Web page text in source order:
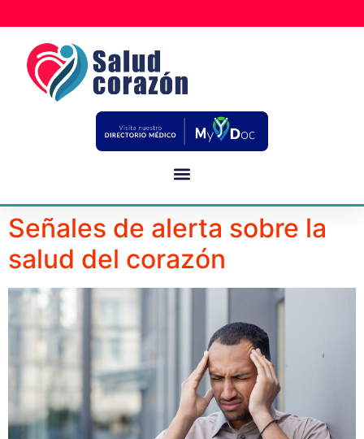
Señales de alerta sobre la
salud del corazón